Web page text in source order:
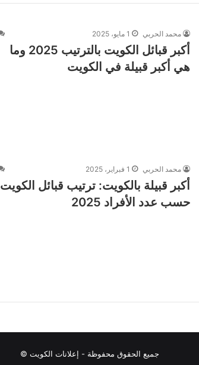
محمد الحربي 1 مايو، 2025
أكبر قبائل الكويت بالترتيب 2025 وما
هي أكبر قبيلة في الكويت
محمد الحربي 1 فبراير، 2025
أكبر قبيلة بالكويت: ترتيب قبائل الكويت
حسب عدد الأفراد 2025
جميع الحقوق محفوظة - إعلانات الكويت ©